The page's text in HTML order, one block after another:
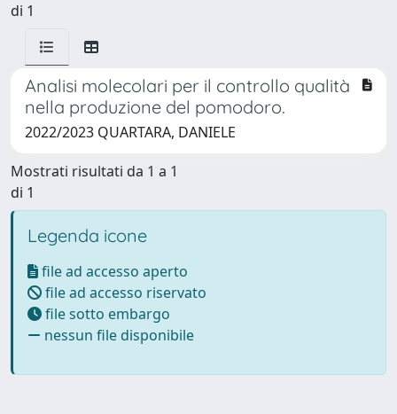
di 1
Analisi molecolari per il controllo qualità
nella produzione del pomodoro.
2022/2023 QUARTARA, DANIELE
Mostrati risultati da 1 a 1
di 1
Legenda icone
file ad accesso aperto
file ad accesso riservato
file sotto embargo
nessun file disponibile